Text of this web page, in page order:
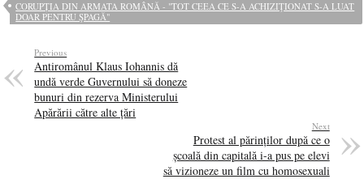
CORUPȚIA DIN ARMATA ROMÂNĂ - "TOT CEEA CE S-A ACHIZIŢIONAT S-A LUAT
DOAR PENTRU ŞPAGĂ"
Previous
Antiromânul Klaus Iohannis dă
undă verde Guvernului să doneze
bunuri din rezerva Ministerului
Apărării către alte țări
Next
Protest al părinților după ce o
școală din capitală i-a pus pe elevi
să vizioneze un film cu homosexuali